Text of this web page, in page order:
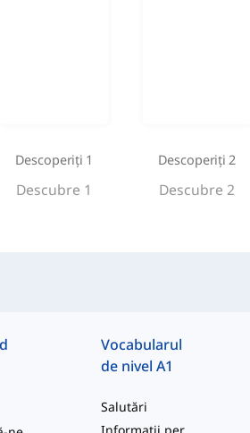
Descoperiți 1
Descubre 1
Descoperiți 2
Descubre 2
Vocabularul
de nivel A1
Salutări